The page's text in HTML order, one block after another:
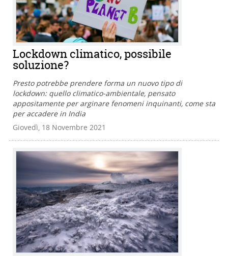
Lockdown climatico, possibile
soluzione?
Presto potrebbe prendere forma un nuovo tipo di
lockdown: quello climatico-ambientale, pensato
appositamente per arginare fenomeni inquinanti, come sta
per accadere in India
Giovedì, 18 Novembre 2021